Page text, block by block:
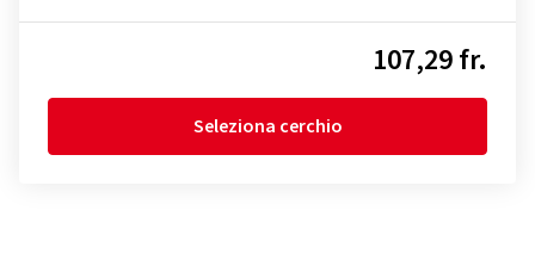
107,29 fr.
Seleziona cerchio